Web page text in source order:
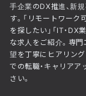
手企業のDX推進、新
す。「リモートワーク
を探したい」「IT・
な求人をご紹介。専門
望を丁寧にヒアリン
での転職・キャリア
さい。